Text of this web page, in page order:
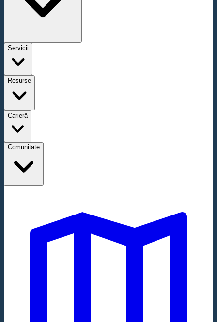
Servicii
Resurse
Carieră
Comunitate